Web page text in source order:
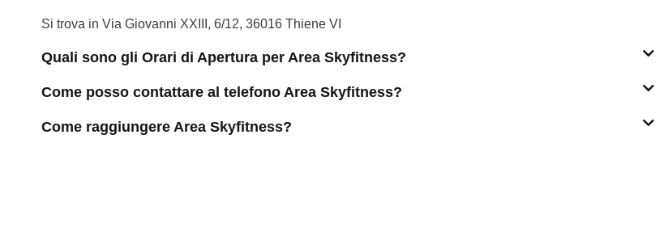
Si trova in Via Giovanni XXIII, 6/12, 36016 Thiene VI
Quali sono gli Orari di Apertura per Area Skyfitness?
Come posso contattare al telefono Area Skyfitness?
Come raggiungere Area Skyfitness?